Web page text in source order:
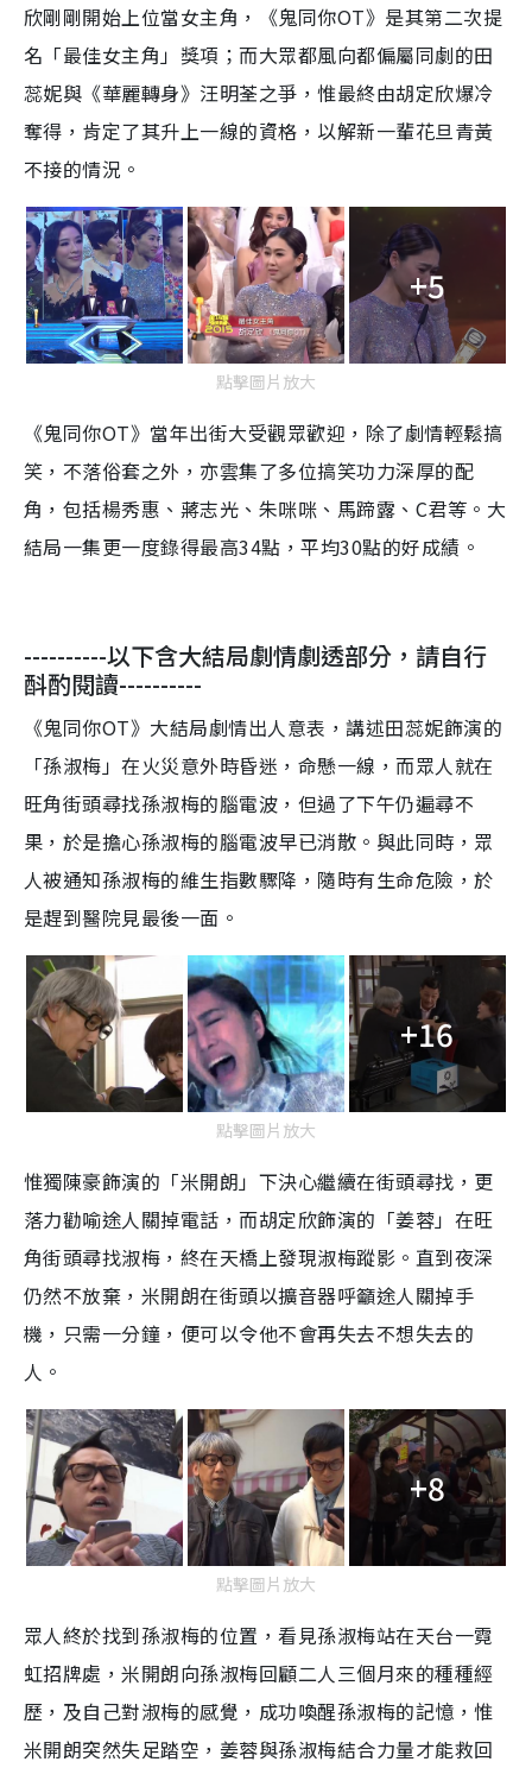
欣剛剛開始上位當女主角，《鬼同你OT》是其第二次提
名「最佳女主角」獎項；而大眾都風向都偏屬同劇的田
蕊妮與《華麗轉身》汪明荃之爭，惟最終由胡定欣爆冷
奪得，肯定了其升上一線的資格，以解新一輩花旦青黃
不接的情況。
+5
點擊圖片放大
《鬼同你OT》當年出街大受觀眾歡迎，除了劇情輕鬆搞
笑，不落俗套之外，亦雲集了多位搞笑功力深厚的配
角，包括楊秀惠、蔣志光、朱咪咪、馬蹄露、C君等。大
結局一集更一度錄得最高34點，平均30點的好成績。
----------以下含大結局劇情劇透部分，請自行
酙酌閱讀----------
《鬼同你OT》大結局劇情出人意表，講述田蕊妮飾演的
「孫淑梅」在火災意外時昏迷，命懸一線，而眾人就在
旺角街頭尋找孫淑梅的腦電波，但過了下午仍遍尋不
果，於是擔心孫淑梅的腦電波早已消散。與此同時，眾
人被通知孫淑梅的維生指數驟降，隨時有生命危險，於
是趕到醫院見最後一面。
+16
點擊圖片放大
惟獨陳豪飾演的「米開朗」下決心繼續在街頭尋找，更
落力勸喻途人關掉電話，而胡定欣飾演的「姜蓉」在旺
角街頭尋找淑梅，終在天橋上發現淑梅蹤影。直到夜深
仍然不放棄，米開朗在街頭以擴音器呼籲途人關掉手
機，只需一分鐘，便可以令他不會再失去不想失去的
人。
+8
點擊圖片放大
眾人終於找到孫淑梅的位置，看見孫淑梅站在天台一霓
虹招牌處，米開朗向孫淑梅回顧二人三個月來的種種經
歷，及自己對淑梅的感覺，成功喚醒孫淑梅的記憶，惟
米開朗突然失足踏空，姜蓉與孫淑梅結合力量才能救回